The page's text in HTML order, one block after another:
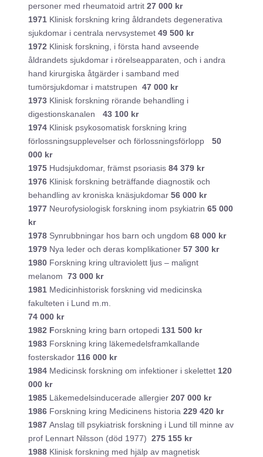
personer med rheumatoid artrit 27 000 kr
1971 Klinisk forskning kring åldrandets degenerativa
sjukdomar i centrala nervsystemet 49 500 kr
1972 Klinisk forskning, i första hand avseende
åldrandets sjukdomar i rörelseapparaten, och i andra
hand kirurgiska åtgärder i samband med
tumörsjukdomar i matstrupen 47 000 kr
1973 Klinisk forskning rörande behandling i
digestionskanalen 43 100 kr
1974 Klinisk psykosomatisk forskning kring
förlossningsupplevelser och förlossningsförlopp 50
000 kr
1975 Hudsjukdomar, främst psoriasis 84 379 kr
1976 Klinisk forskning beträffande diagnostik och
behandling av kroniska knäsjukdomar 56 000 kr
1977 Neurofysiologisk forskning inom psykiatrin 65 000
kr
1978 Synrubbningar hos barn och ungdom 68 000 kr
1979 Nya leder och deras komplikationer 57 300 kr
1980 Forskning kring ultraviolett ljus – malignt
melanom 73 000 kr
1981 Medicinhistorisk forskning vid medicinska
fakulteten i Lund m.m.
74 000 kr
1982 Forskning kring barn ortopedi 131 500 kr
1983 Forskning kring läkemedelsframkallande
fosterskador 116 000 kr
1984 Medicinsk forskning om infektioner i skelettet 120
000 kr
1985 Läkemedelsinducerade allergier 207 000 kr
1986 Forskning kring Medicinens historia 229 420 kr
1987 Anslag till psykiatrisk forskning i Lund till minne av
prof Lennart Nilsson (död 1977) 275 155 kr
1988 Klinisk forskning med hjälp av magnetisk